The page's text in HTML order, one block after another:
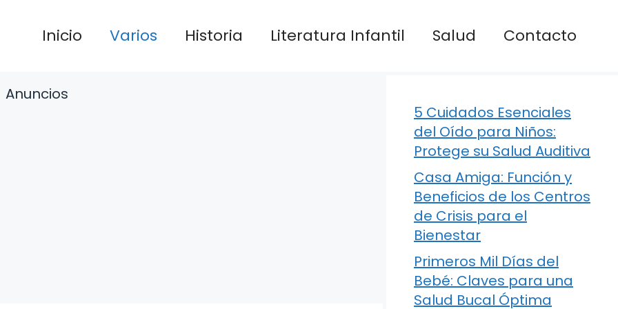
Inicio Varios Historia Literatura Infantil Salud Contacto
Anuncios
5 Cuidados Esenciales
del Oído para Niños:
Protege su Salud Auditiva
Casa Amiga: Función y
Beneficios de los Centros
de Crisis para el
Bienestar
Primeros Mil Días del
Bebé: Claves para una
Salud Bucal Óptima